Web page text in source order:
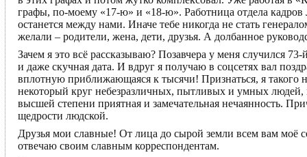
графы, по-моему «17-ю» и «18-ю». Работница отдела
останется между нами. Иначе тебе никогда не стать
желали – родители, жена, дети, друзья. А долбанное
Зачем я это всё рассказываю? Позавчера у меня случился
и даже скучная дата. И вдруг я получаю в соцсетях вал
вплотную приближающаяся к тысячи! Признаться, я такого
некоторый круг небезразличных, пытливых и умных
высшей степени приятная и замечательная нечаянность.
щедрости людской.
Друзья мои славные! От лица до сырой земли всем вам моё
отвечаю своим славным корреспондентам.